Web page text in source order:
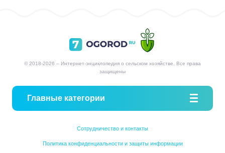
© 2018-2026 – Интернет-энциклопедия о сельском хозяйстве. Все права
защищены
Главные категории
Сотрудничество и контакты
Политика конфиденциальности и защиты информации